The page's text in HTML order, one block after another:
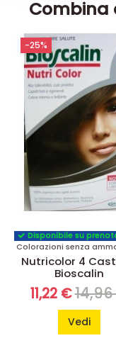
Combina
Disponibile su
Colorazioni senza
Nutricolor 4
Bioscalin
11,22 €
Vedi
-25%